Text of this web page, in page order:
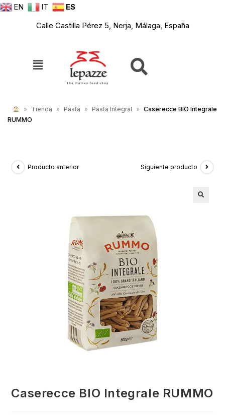
EN IT
ES
Calle Castilla Pérez 5, Nerja, Málaga, España
» Tienda » Pasta » Pasta Integral » Caserecce BIO Integrale
RUMMO
Producto anterior Siguiente producto
Caserecce BIO Integrale RUMMO